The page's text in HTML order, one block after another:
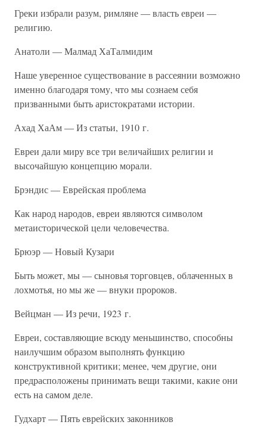
Греки избрали разум, римляне — власть евреи —
религию.
Анатоли — Малмад ХаТалмидим
Наше уверенное существование в рассеянии возможно
именно благодаря тому, что мы сознаем себя
призванными быть аристократами истории.
Ахад ХаАм — Из статьи, 1910 г.
Евреи дали миру все три величайших религии и
высочайшую концепцию морали.
Брэндис — Еврейская проблема
Как народ народов, евреи являются символом
метаисторической цели человечества.
Брюэр — Новый Кузари
Быть может, мы — сыновья торговцев, облаченных в
лохмотья, но мы же — внуки пророков.
Вейцман — Из речи, 1923 г.
Евреи, составляющие всюду меньшинство, способны
наилучшим образом выполнять функцию
конструктивной критики; менее, чем другие, они
предрасположены принимать вещи такими, какие они
есть на самом деле.
Гудхарт — Пять еврейских законников